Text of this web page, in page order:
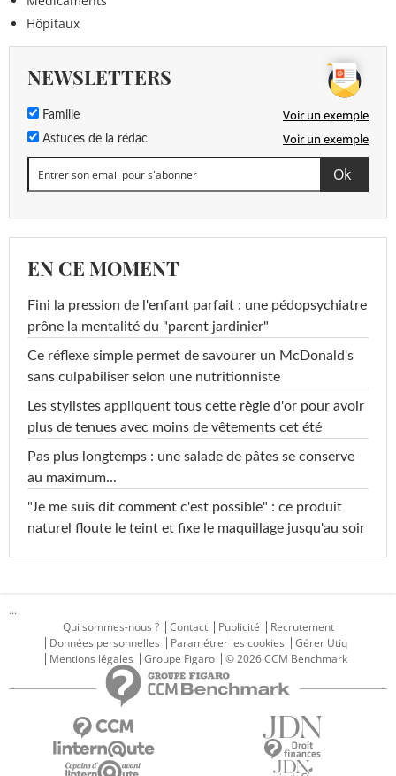
Hôpitaux
NEWSLETTERS
Famille Voir un exemple
Astuces de la rédac Voir un exemple
EN CE MOMENT
Fini la pression de l'enfant parfait : une pédopsychiatre
prône la mentalité du "parent jardinier"
Ce réflexe simple permet de savourer un McDonald's
sans culpabiliser selon une nutritionniste
Les stylistes appliquent tous cette règle d'or pour avoir
plus de tenues avec moins de vêtements cet été
Pas plus longtemps : une salade de pâtes se conserve
au maximum...
"Je me suis dit comment c'est possible" : ce produit
naturel floute le teint et fixe le maquillage jusqu'au soir
...
Qui sommes-nous ?
Contact Publicité
Recrutement
Données personnelles
Paramétrer les cookies
Gérer Utiq
Mentions légales
Groupe Figaro © 2026 CCM Benchmark